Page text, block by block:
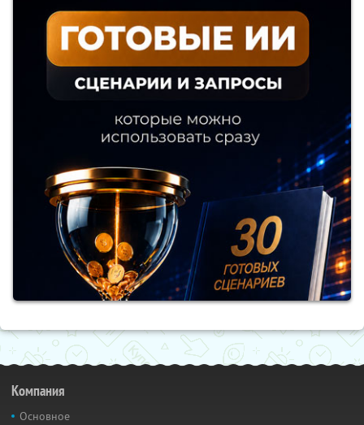
Компания
Основное